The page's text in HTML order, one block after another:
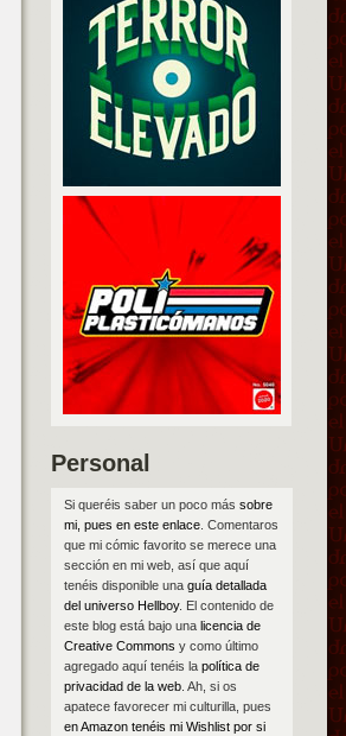
Personal
Si queréis saber un poco más sobre
mi, pues en este enlace. Comentaros
que mi cómic favorito se merece una
sección en mi web, así que aquí
tenéis disponible una guía detallada
del universo Hellboy. El contenido de
este blog está bajo una licencia de
Creative Commons y como último
agregado aquí tenéis la política de
privacidad de la web. Ah, si os
apatece favorecer mi culturilla, pues
en Amazon tenéis mi Wishlist por si